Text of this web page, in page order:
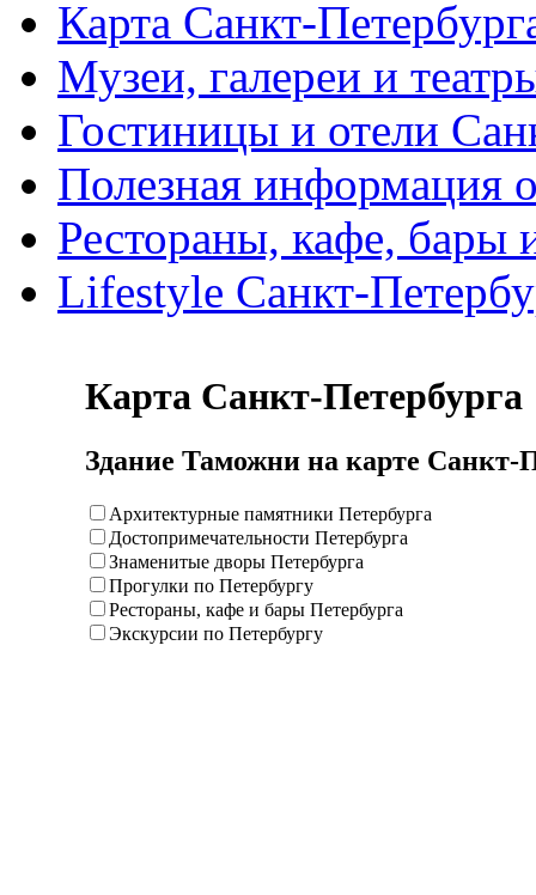
Карта Санкт-
Музеи, галереи и
Гостиницы и отели
Полезная информация
Рестораны, кафе, бары
Lifestyle Санкт-
Карта Санкт-Петербурга
Здание Таможни на карте Санкт-
Архитектурные памятники Петербурга
Достопримечательности Петербурга
Знаменитые дворы Петербурга
Прогулки по Петербургу
Рестораны, кафе и бары Петербурга
Экскурсии по Петербургу